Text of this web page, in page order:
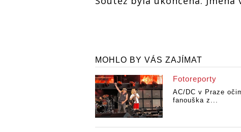
AC/DC
MOHLO BY VÁS ZAJÍMAT
Fotoreporty
AC/DC v Praze
fanouška z...